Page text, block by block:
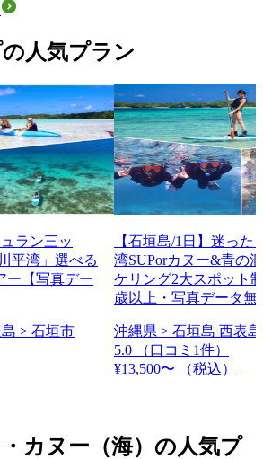
人気プラン
ラン三ッ
平湾」選べる
ー【写真デー
> 石垣市
【石垣島/1日】迷った
湾SUPorカヌー&青の
ケリング2大スポット
歳以上・写真データ無
沖縄県 > 石垣島 西表
5.0
（口コミ1件）
¥13,500〜
（税込）
カヌー（海）の人気プ